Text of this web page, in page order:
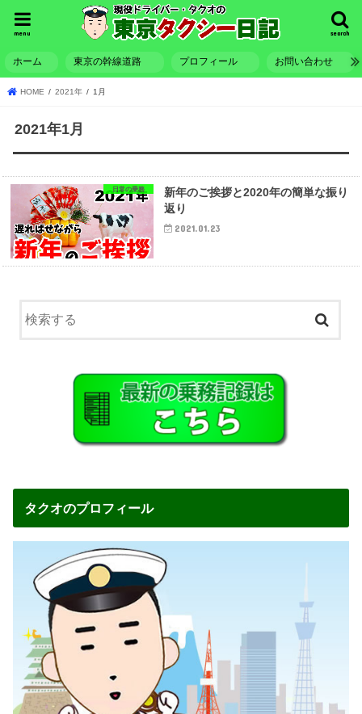
search
menu
ホーム 東京の幹線道路 プロフィール お問い合わせ
HOME 2021年 1月
2021年1月
日常の乗務
新年のご挨拶と2020年の簡単な振り
返り
2021.01.23
タクオのプロフィール